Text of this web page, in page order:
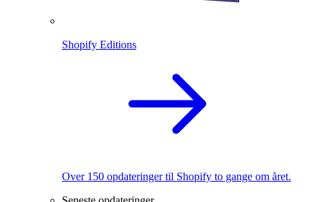
Shopify Editions
Over 150 opdateringer til Shopify to gange om året.